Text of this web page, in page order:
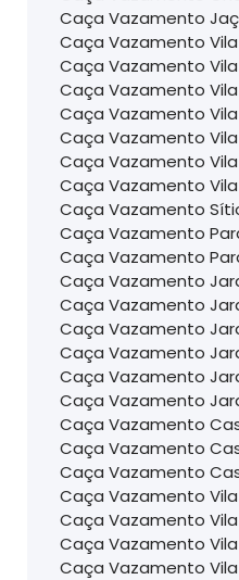
Caça Vazamento
Caça Vazamento
Caça Vazamento
Caça Vazamento
Caça Vazamento
Caça Vazamento
Caça Vazamento
Caça Vazamento
Caça Vazamento
Caça Vazamento
Caça Vazamento
Caça Vazamento
Caça Vazamento
Caça Vazamento
Caça Vazamento
Caça Vazamento
Caça Vazamento
Caça Vazamento
Caça Vazamento
Caça Vazamento
Caça Vazamento Vila
Caça Vazamento
Caça Vazamento
Caça Vazamento Vila